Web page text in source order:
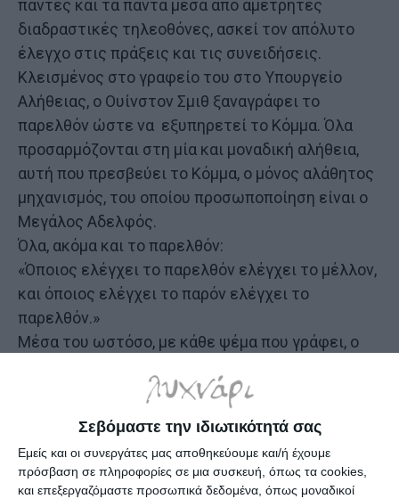
Σεβόμαστε την ιδιωτικότητά σας
Εμείς και οι συνεργάτες μας αποθηκεύουμε και/ή έχουμε
πρόσβαση σε πληροφορίες σε μια συσκευή, όπως τα cookies,
και επεξεργαζόμαστε προσωπικά δεδομένα, όπως μοναδικοί
πάντες και τα πάντα μέσα από αμέτρητες
διαδραστικές τηλεοθόνες, ασκεί τον απόλυτο
έλεγχο στις πράξεις και τις συνειδήσεις.
Κλεισμένος στο γραφείο του στο Υπουργείο
Αλήθειας, ο Ουίνστον Σμιθ ξαναγράφει το
παρελθόν ώστε να εξυπηρετεί το Κόμμα. Όλα
προσαρμόζονται στη μία και μοναδική αλήθεια,
αυτή που πρεσβεύει το Κόμμα, ο μόνος αλάθητος
μηχανισμός, του οποίου προσωποποίηση είναι ο
Μεγάλος Αδελφός.
Όλα, ακόμα και το παρελθόν:
«Όποιος ελέγχει το παρελθόν ελέγχει το μέλλον,
και όποιος ελέγχει το παρόν ελέγχει το
παρελθόν.»
Μέσα του ωστόσο, με κάθε ψέμα που γράφει, ο
Μεγάλο Αδελφό θεριεύει, και μαζί η επιθυμία να
επαναστατήσει ενάντια στο καθεστώς.
Λαχταρώντας να ζήσει την ελευθερία και την
αλήθεια, ξεκινά μια παράνομη σχέση με την
Τζούλια, μια συνάδελφό του. Σύντομα όμως θα